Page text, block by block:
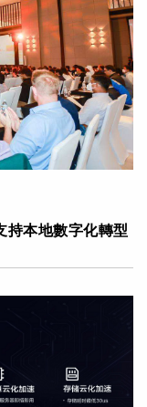
本地數字化轉型